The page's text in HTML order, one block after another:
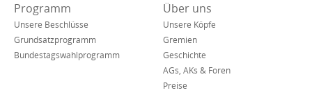
sozialen
Netzwerken
Verkürzte
Navigation
Programm
Unsere Beschlüsse
Grundsatzprogramm
Bundestagswahlprogramm
Über uns
Unsere Köpfe
Gremien
Geschichte
AGs, AKs & Foren
Preise